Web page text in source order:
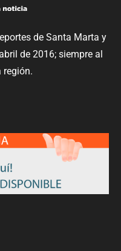
de Santa Marta y
de 2016; siempre al
región.